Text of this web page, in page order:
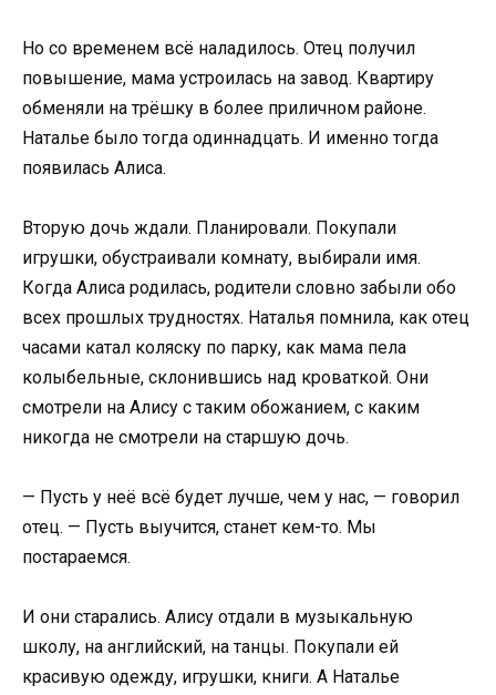
Но со временем всё наладилось. Отец получил
повышение, мама устроилась на завод. Квартиру
обменяли на трёшку в более приличном районе.
Наталье было тогда одиннадцать. И именно тогда
появилась Алиса.
Вторую дочь ждали. Планировали. Покупали
игрушки, обустраивали комнату, выбирали имя.
Когда Алиса родилась, родители словно забыли обо
всех прошлых трудностях. Наталья помнила, как отец
часами катал коляску по парку, как мама пела
колыбельные, склонившись над кроваткой. Они
смотрели на Алису с таким обожанием, с каким
никогда не смотрели на старшую дочь.
— Пусть у неё всё будет лучше, чем у нас, — говорил
отец. — Пусть выучится, станет кем-то. Мы
постараемся.
И они старались. Алису отдали в музыкальную
школу, на английский, на танцы. Покупали ей
красивую одежду, игрушки, книги. А Наталье